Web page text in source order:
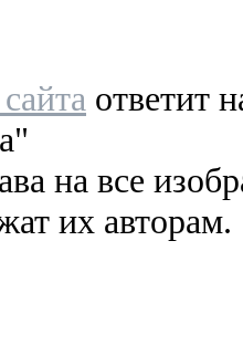
ответит
на все
их авторам.